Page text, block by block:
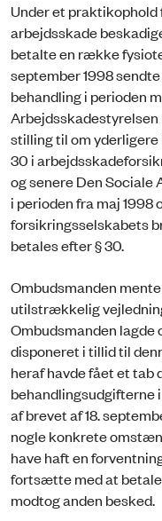
Under et
arbejdsskade
betalte en række
september 1998
behandling i perioden
stilling til om
30 i
og senere Den Sociale
i perioden fra maj
forsikringsselskabets
betales efter § 30.
Ombudsmanden
utilstrækkelig
Ombudsmanden lagde
disponeret i tillid til
heraf havde fået et tab
behandlingsudgifterne
af brevet af 18.
nogle konkrete
have haft en
fortsætte med at
modtog anden besked.